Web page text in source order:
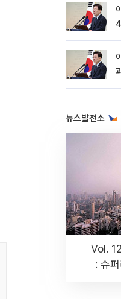
뉴스발전소
Vol.
: 슈